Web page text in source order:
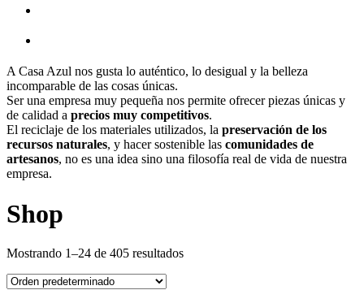
A Casa Azul nos gusta lo auténtico, lo desigual y la belleza
incomparable de las cosas únicas.
Ser una empresa muy pequeña nos permite ofrecer piezas únicas y
de calidad a precios muy competitivos.
El reciclaje de los materiales utilizados, la preservación de los
recursos naturales, y hacer sostenible las comunidades de
artesanos, no es una idea sino una filosofía real de vida de nuestra
empresa.
Shop
Mostrando 1–24 de 405 resultados